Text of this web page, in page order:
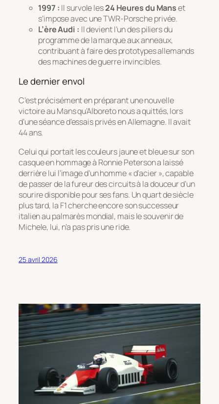
1997 : Il survole les24 Heures du Manset
s’impose avec une TWR-Porsche privée.
L’ère Audi : Il devient l’un des piliers du
programme de la marque aux anneaux,
contribuant à faire des prototypes allemands
des machines de guerre invincibles.
Le dernier envol
C’est précisément en préparant une nouvelle
victoire au Mans qu’Alboreto nous a quittés, lors
d’une séance d’essais privés en Allemagne. Il avait
44 ans.
Celui qui portait les couleurs jaune et bleue sur son
casque en hommage à Ronnie Peterson a laissé
derrière lui l’image d’un homme « d’acier », capable
de passer de la fureur des circuits à la douceur d’un
sourire disponible pour ses fans. Un quart de siècle
plus tard, la F1 cherche encore son successeur
italien au palmarès mondial, mais le souvenir de
Michele, lui, n’a pas pris une ride.
25 avril 2026